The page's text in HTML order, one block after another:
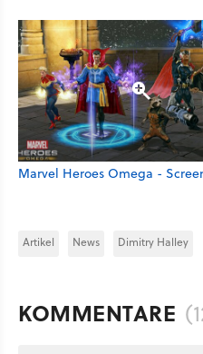
Marvel Heroes Omega -
Artikel News Dimitry Halley
KOMMENTARE